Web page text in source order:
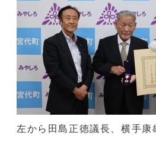
左から田島正徳議長、横手康